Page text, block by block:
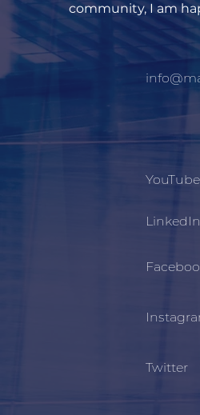
community, I am
LinkedIn
Twitter